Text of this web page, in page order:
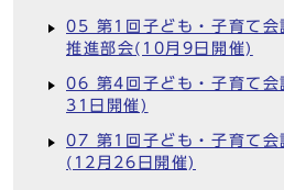
05 第1回子ども・子育て会
推進部会(10月9日開催)
06 第4回子ども・子育て会
31日開催)
07 第1回子ども・子育て会
(12月26日開催)